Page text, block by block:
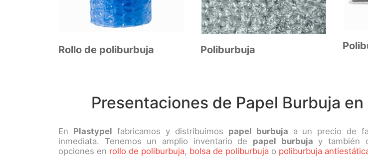
Rollo de poliburbuja Poliburbuja
Presentaciones de Papel Burbuja
En Plastypel fabricamos y distribuimos papel burbuja a un precio de
inmediata. Tenemos un amplio inventario de papel burbuja y también
opciones en rollo de poliburbuja, bolsa de poliburbuja o poliburbuja